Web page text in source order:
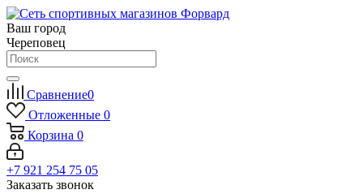
Ваш город
Череповец
Сравнение0
Отложенные 0
Корзина 0
+7 921 254 75 05
Заказать звонок